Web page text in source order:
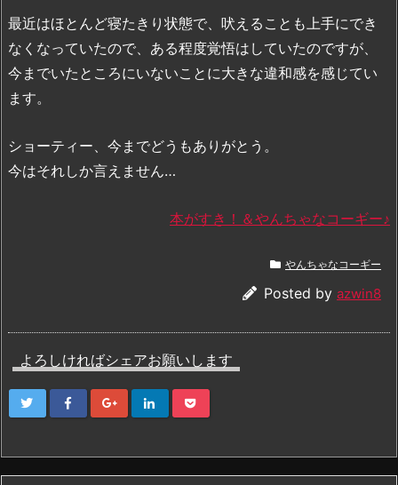
最近はほとんど寝たきり状態で、吠えることも上手にでき
なくなっていたので、ある程度覚悟はしていたのですが、
今までいたところにいないことに大きな違和感を感じてい
ます。
ショーティー、今までどうもありがとう。
今はそれしか言えません…
本がすき！＆やんちゃなコーギー♪
やんちゃなコーギー
Posted by azwin8
よろしければシェアお願いします